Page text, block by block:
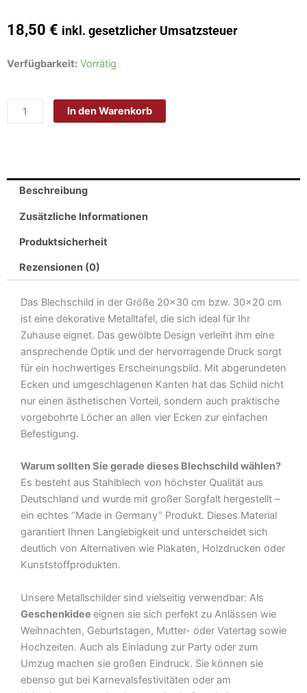
18,50 € inkl. gesetzlicher Umsatzsteuer
Verfügbarkeit: Vorrätig
Schild
-
Spruch
müde
heute
war
ich
Metall
Deko
Blechschild
Menge
In den Warenkorb
Beschreibung
Zusätzliche Informationen
Produktsicherheit
Rezensionen (0)
Das Blechschild in der Größe 20×30 cm bzw. 30×20 cm
ist eine dekorative Metalltafel, die sich ideal für Ihr
Zuhause eignet. Das gewölbte Design verleiht ihm eine
ansprechende Optik und der hervorragende Druck sorgt
für ein hochwertiges Erscheinungsbild. Mit abgerundeten
Ecken und umgeschlagenen Kanten hat das Schild nicht
nur einen ästhetischen Vorteil, sondern auch praktische
vorgebohrte Löcher an allen vier Ecken zur einfachen
Befestigung.
Warum sollten Sie gerade dieses Blechschild wählen?
Es besteht aus Stahlblech von höchster Qualität aus
Deutschland und wurde mit großer Sorgfalt hergestellt –
ein echtes “Made in Germany” Produkt. Dieses Material
garantiert Ihnen Langlebigkeit und unterscheidet sich
deutlich von Alternativen wie Plakaten, Holzdrucken oder
Kunststoffprodukten.
Unsere Metallschilder sind vielseitig verwendbar: Als
Geschenkidee eignen sie sich perfekt zu Anlässen wie
Weihnachten, Geburtstagen, Mutter- oder Vatertag sowie
Hochzeiten. Auch als Einladung zur Party oder zum
Umzug machen sie großen Eindruck. Sie können sie
ebenso gut bei Karnevalsfestivitäten oder am